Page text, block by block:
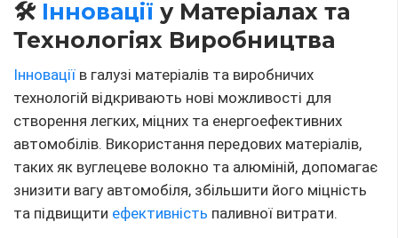
Mit über 10 Jahren Erfahrung im Automobiljournalismus
spezialisiere ich mich auf das Verfassen von Artikeln über
Autos, das Testen verschiedener Modelle, die Analyse
ihrer technischen Eigenschaften und die neuesten Trends
in der Automobilindustrie. Meine Texte bieten
tiefgehende Analysen, Rezensionen, Wartungstipps und